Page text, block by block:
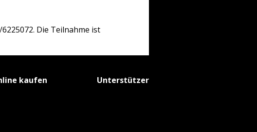
Die Teilnahme ist
kaufen Unterstützer